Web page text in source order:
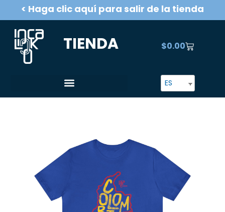
< Haga clic aquí para salir de la tienda
TIENDA
ES
$0.00CART